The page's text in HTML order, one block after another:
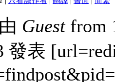
Guestfrom
發表